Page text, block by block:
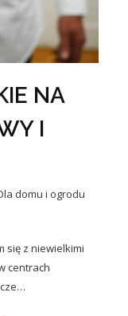
NA
I
domu i ogrodu
się z niewielkimi
centrach